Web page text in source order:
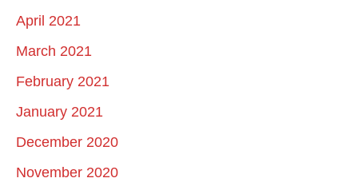
April 2021
March 2021
February 2021
January 2021
December 2020
November 2020